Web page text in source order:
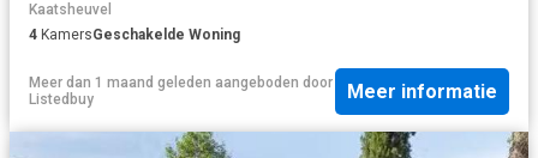
Kaatsheuvel
4 KamersGeschakelde Woning
Meer dan 1 maand geleden aangeboden door
Listedbuy
Meer informatie